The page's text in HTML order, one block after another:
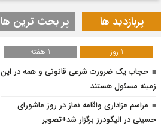
پربازدید ها پر بحث ترین ها
1 روز
1 هفته
حجاب یک ضرورت شرعی قانونی و همه در این
زمینه مسئول هستند
مراسم عزاداری واقامه نماز در روز عاشورای
حسینی در الیگودرز برگزار شد+تصویر